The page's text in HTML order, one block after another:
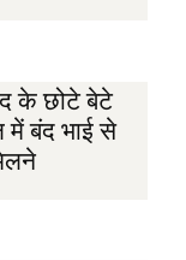
के छोटे बेटे
बंद भाई से